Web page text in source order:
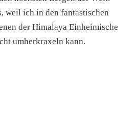
weil ich in den fantastischen
der Himalaya Einheimische
umherkraxeln kann.